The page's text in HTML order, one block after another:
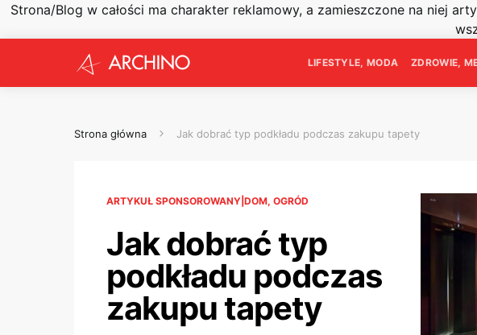
Strona/Blog w całości ma charakter reklamowy, a zamieszczone na niej
LIFESTYLE, MODA ZDROWIE,
Strona główna Jak dobrać typ podkładu podczas zakupu tapety
ARTYKUŁ SPONSOROWANY|DOM, OGRÓD
Jak dobrać typ
podkładu podczas
zakupu tapety